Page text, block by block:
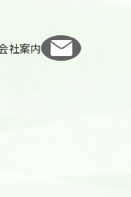
社案内